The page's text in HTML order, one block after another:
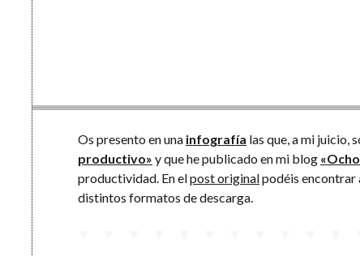
Os presento en una infografía las que, a mi juicio,
productivo» y que he publicado en mi blog
productividad. En elpost originalpodéis encontrar
distintos formatos de descarga.